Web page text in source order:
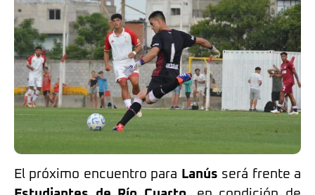
El próximo encuentro para Lanús será frente a